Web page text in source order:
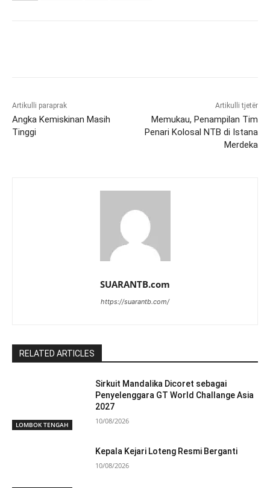
Artikulli paraprak
Angka Kemiskinan Masih
Tinggi
Artikulli tjetër
Memukau, Penampilan Tim
Penari Kolosal NTB di Istana
Merdeka
SUARANTB.com
https://suarantb.com/
RELATED ARTICLES
LOMBOK TENGAH
Sirkuit Mandalika Dicoret sebagai
Penyelenggara GT World Challange Asia
2027
10/08/2026
Kepala Kejari Loteng Resmi Berganti
10/08/2026